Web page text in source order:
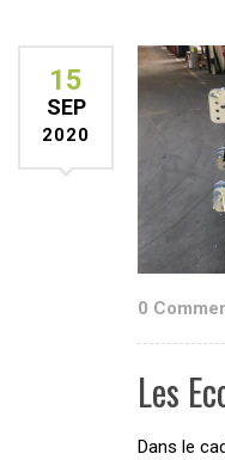
15
SEP
2020
0
Les
Dans le